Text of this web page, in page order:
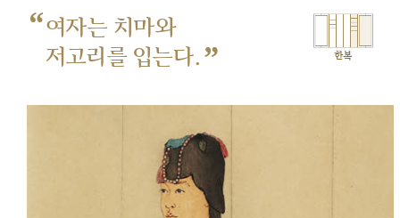
“여자는 치마와
저고리를 입는다. ” 한복